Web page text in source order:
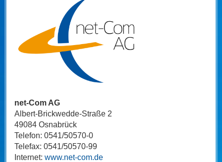
net-Com AG
Albert-Brickwedde-Straße 2
49084 Osnabrück
Telefon: 0541/50570-0
Telefax: 0541/50570-99
Internet: www.net-com.de